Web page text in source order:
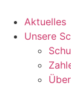
Inhalt
springen
Aktuelles
Unsere